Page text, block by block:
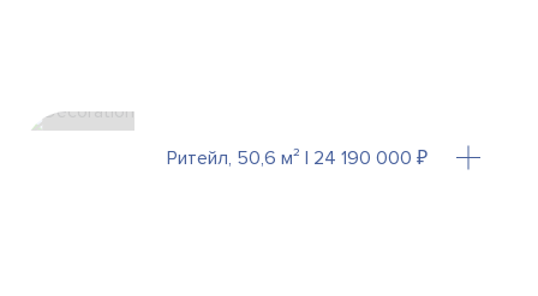
Ритейл, 50,6 м² | 24 190 000 ₽